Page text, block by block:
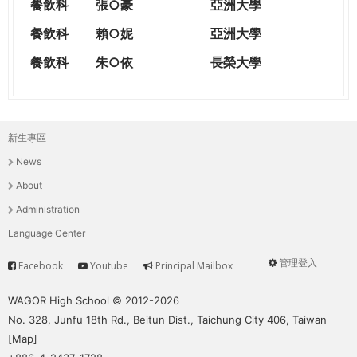
餐飲科 張○豪
亞洲大學
餐飲科
賴○妮
亞洲大學
餐飲科
朱○依 長榮大學
主
選
單
新生專區
News
About
Administration
Language Center
User
管理登入
Service
Facebook Youtube Principal Mailbox
WAGOR High School © 2012-2026
No. 328, Junfu 18th Rd., Beitun Dist., Taichung City 406, Taiwan
[Map]